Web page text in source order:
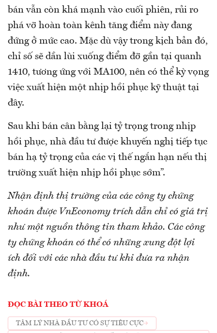
bán vẫn còn khá mạnh vào cuối phiên, rủi ro
phá vỡ hoàn toàn kênh tăng điểm này đang
đứng ở mức cao. Mặc dù vậy trong kịch bản đó,
chỉ số sẽ dần lùi xuống điểm đỡ gần tại quanh
1410, tương ứng với MA100, nên có thể kỳ vọng
việc xuất hiện một nhịp hồi phục kỹ thuật tại
đây.
Sau khi bán cân bằng lại tỷ trọng trong nhịp
hồi phục, nhà đầu tư được khuyến nghị tiếp tục
bán hạ tỷ trọng của các vị thế ngắn hạn nếu thị
trường xuất hiện nhịp hồi phục sớm”.
Nhận định thị trường của các công ty chứng
khoán được VnEconomy trích dẫn chỉ có giá trị
như một nguồn thông tin tham khảo. Các công
ty chứng khoán có thể có những xung đột lợi
ích đối với các nhà đầu tư khi đưa ra nhận
định.
ĐỌC BÀI THEO TỪ KHOÁ
TÂM LÝ NHÀ ĐẦU TƯ CÓ SỰ TIÊU CỰC